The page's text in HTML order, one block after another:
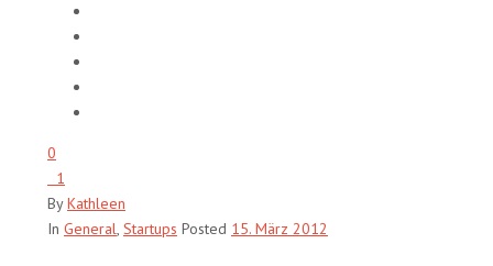
0
1
ByKathleen
In General, Startups Posted 15. März 2012